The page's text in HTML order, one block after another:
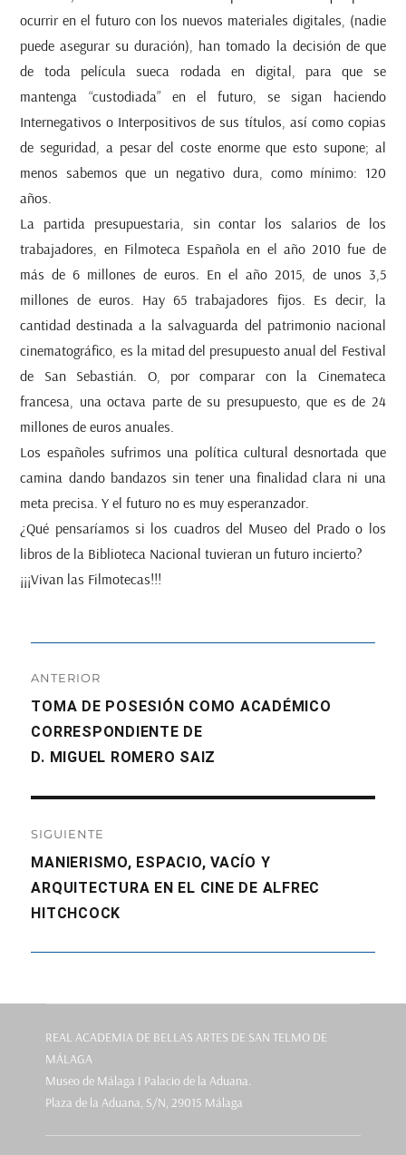
ocurrir en el futuro con los nuevos materiales digitales, (nadie
puede asegurar su duración), han tomado la decisión de que
de toda película sueca rodada en digital, para que se
mantenga “custodiada” en el futuro, se sigan haciendo
Internegativos o Interpositivos de sus títulos, así como copias
de seguridad, a pesar del coste enorme que esto supone; al
menos sabemos que un negativo dura, como mínimo: 120
años.
La partida presupuestaria, sin contar los salarios de los
trabajadores, en Filmoteca Española en el año 2010 fue de
más de 6 millones de euros. En el año 2015, de unos 3,5
millones de euros. Hay 65 trabajadores fijos. Es decir, la
cantidad destinada a la salvaguarda del patrimonio nacional
cinematográfico, es la mitad del presupuesto anual del Festival
de San Sebastián. O, por comparar con la Cinemateca
francesa, una octava parte de su presupuesto, que es de 24
millones de euros anuales.
Los españoles sufrimos una política cultural desnortada que
camina dando bandazos sin tener una finalidad clara ni una
meta precisa. Y el futuro no es muy esperanzador.
¿Qué pensaríamos si los cuadros del Museo del Prado o los
libros de la Biblioteca Nacional tuvieran un futuro incierto?
¡¡¡Vivan las Filmotecas!!!
de
entradas
ANTERIOR
Entrada
anterior:
TOMA DE POSESIÓN COMO ACADÉMICO
CORRESPONDIENTE DE
D. MIGUEL ROMERO SAIZ
SIGUIENTE
Entrada
siguiente:
MANIERISMO, ESPACIO, VACÍO Y
ARQUITECTURA EN EL CINE DE ALFREC
HITCHCOCK
REAL ACADEMIA DE BELLAS ARTES DE SAN TELMO DE
MÁLAGA
Museo de Málaga I Palacio de la Aduana.
Plaza de la Aduana, S/N, 29015 Málaga